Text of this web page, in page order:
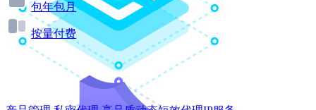
包年包月
按量付费